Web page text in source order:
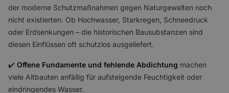
der moderne Schutzmaßnahmen gegen Naturgewalten noch
nicht existierten. Ob Hochwasser, Starkregen, Schneedruck
oder Erdsenkungen – die historischen Bausubstanzen sind
diesen Einflüssen oft schutzlos ausgeliefert.
✔️ Offene Fundamente und fehlende Abdichtung machen
viele Altbauten anfällig für aufsteigende Feuchtigkeit oder
eindringendes Wasser.